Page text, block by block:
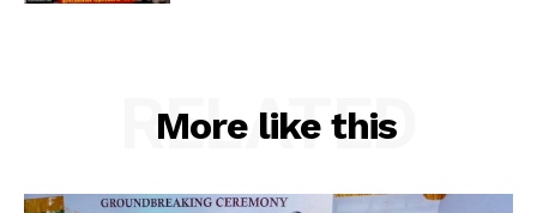
More like this
RELATED